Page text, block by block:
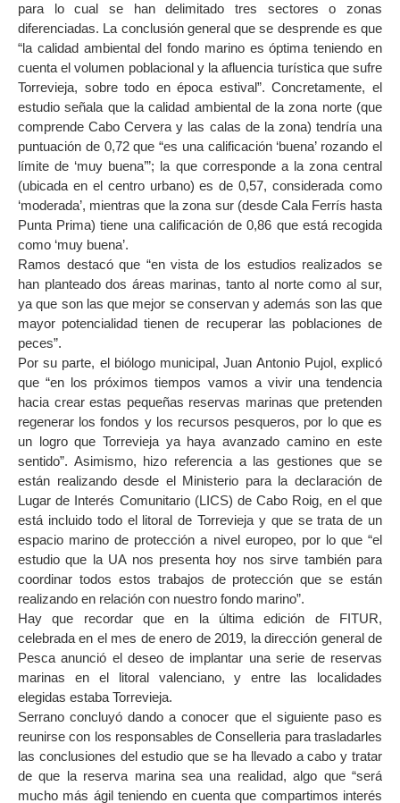
para lo cual se han delimitado tres sectores o zonas
diferenciadas. La conclusión general que se desprende es que
“la calidad ambiental del fondo marino es óptima teniendo en
cuenta el volumen poblacional y la afluencia turística que sufre
Torrevieja, sobre todo en época estival”. Concretamente, el
estudio señala que la calidad ambiental de la zona norte (que
comprende Cabo Cervera y las calas de la zona) tendría una
puntuación de 0,72 que “es una calificación ‘buena’ rozando el
límite de ‘muy buena’”; la que corresponde a la zona central
(ubicada en el centro urbano) es de 0,57, considerada como
‘moderada’, mientras que la zona sur (desde Cala Ferrís hasta
Punta Prima) tiene una calificación de 0,86 que está recogida
como ‘muy buena’.
Ramos destacó que “en vista de los estudios realizados se
han planteado dos áreas marinas, tanto al norte como al sur,
ya que son las que mejor se conservan y además son las que
mayor potencialidad tienen de recuperar las poblaciones de
peces”.
Por su parte, el biólogo municipal, Juan Antonio Pujol, explicó
que “en los próximos tiempos vamos a vivir una tendencia
hacia crear estas pequeñas reservas marinas que pretenden
regenerar los fondos y los recursos pesqueros, por lo que es
un logro que Torrevieja ya haya avanzado camino en este
sentido”. Asimismo, hizo referencia a las gestiones que se
están realizando desde el Ministerio para la declaración de
Lugar de Interés Comunitario (LICS) de Cabo Roig, en el que
está incluido todo el litoral de Torrevieja y que se trata de un
espacio marino de protección a nivel europeo, por lo que “el
estudio que la UA nos presenta hoy nos sirve también para
coordinar todos estos trabajos de protección que se están
realizando en relación con nuestro fondo marino”.
Hay que recordar que en la última edición de FITUR,
celebrada en el mes de enero de 2019, la dirección general de
Pesca anunció el deseo de implantar una serie de reservas
marinas en el litoral valenciano, y entre las localidades
elegidas estaba Torrevieja.
Serrano concluyó dando a conocer que el siguiente paso es
reunirse con los responsables de Conselleria para trasladarles
las conclusiones del estudio que se ha llevado a cabo y tratar
de que la reserva marina sea una realidad, algo que “será
mucho más ágil teniendo en cuenta que compartimos interés